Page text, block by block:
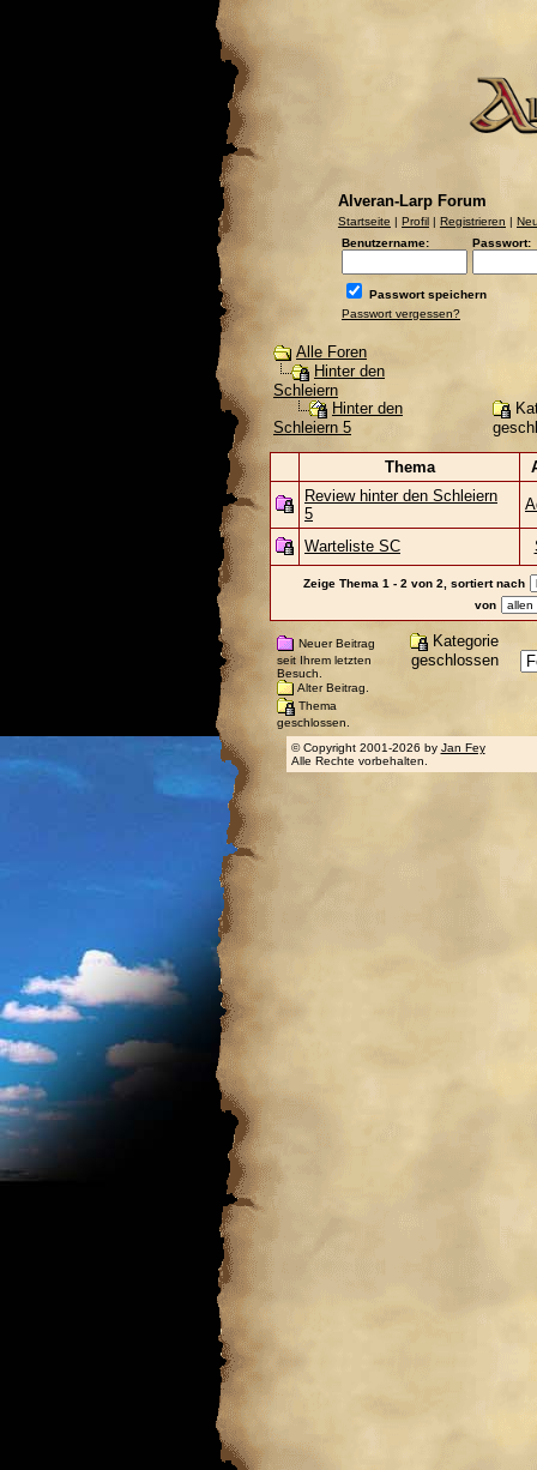
Alveran-Larp Forum
Startseite | Profil | Registrieren |
Benutzername:
Passwort:
Passwort speichern
Passwort vergessen?
Alle Foren
Hinter den
Schleiern
Hinter den
Schleiern 5
Thema
Review hinter den Schleiern
5
Warteliste SC
Zeige Thema 1 - 2 von 2, sortiert nach
von
Neuer Beitrag
seit Ihrem letzten
Besuch.
Alter Beitrag.
Thema
geschlossen.
Kategorie
geschlossen
© Copyright 2001-2026 by Jan Fey
Alle Rechte vorbehalten.